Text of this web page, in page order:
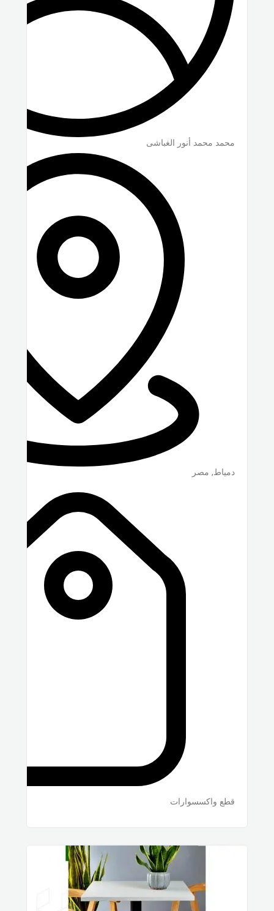
محمد محمد أنور الغباشى
دمياط, مصر
قطع واكسسوارات